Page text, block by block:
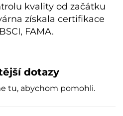
kvality od začátku
získala certifikace
FAMA.
dotazy
tu, abychom pomohli.